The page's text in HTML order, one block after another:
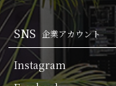
SNS 企業アカウント
Instagram